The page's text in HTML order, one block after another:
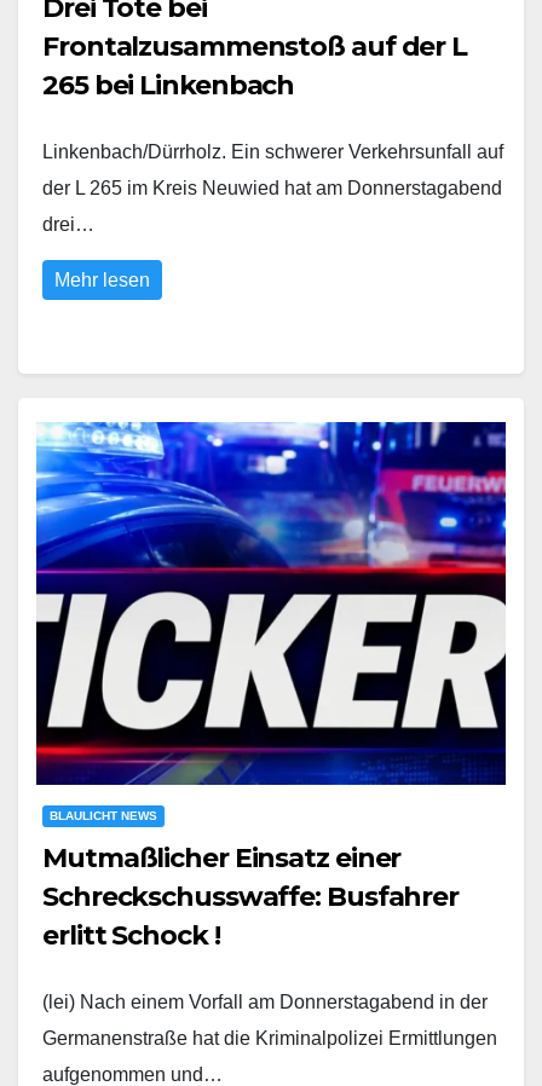
Drei Tote bei
Frontalzusammenstoß auf der L
265 bei Linkenbach
Linkenbach/Dürrholz. Ein schwerer Verkehrsunfall auf
der L 265 im Kreis Neuwied hat am Donnerstagabend
drei…
Mehr lesen
BLAULICHT NEWS
Mutmaßlicher Einsatz einer
Schreckschusswaffe: Busfahrer
erlitt Schock !
(lei) Nach einem Vorfall am Donnerstagabend in der
Germanenstraße hat die Kriminalpolizei Ermittlungen
aufgenommen und…